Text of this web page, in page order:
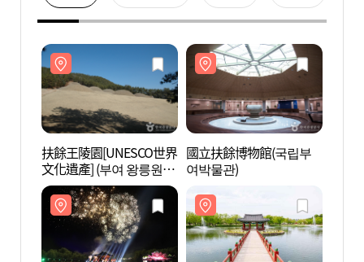
扶餘王陵園[UNESCO世界
文化遺產] (부여 왕릉원
[유네스코 세계문화유산])
國立扶餘博物館(국립부
여박물관)